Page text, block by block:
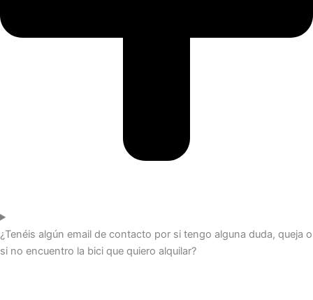
¿Tenéis algún email de contacto por si tengo alguna duda, queja o
si no encuentro la bici que quiero alquilar?